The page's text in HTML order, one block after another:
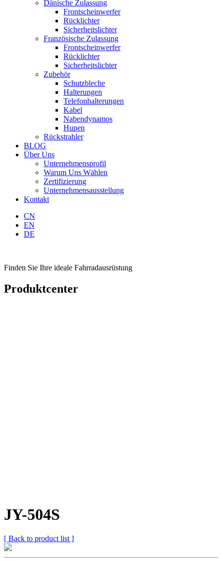
Dänische Zulassung
Frontscheinwerfer
Rücklichter
Sicherheitslichter
Französische Zulassung
Frontscheinwerfer
Rücklichter
Sicherheitslichter
Zubehör
Schutzbleche
Halterungen
Telefonhalterungen
Kabel
Nabendynamos
Hupen
Rückstrahler
BLOG
Über Uns
Unternehmensprofil
Warum Uns Wählen
Zertifizierung
Unternehmensausstellung
Kontakt
CN
EN
DE
Finden Sie Ihre ideale Fahrradausrüstung
Produktcenter
JY-504S
[ Back to product list ]